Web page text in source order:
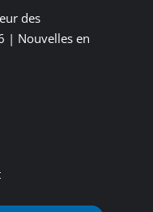
des
| Nouvelles en